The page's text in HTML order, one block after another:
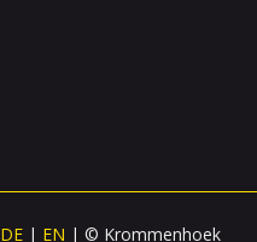
DE| EN | © Krommenhoek